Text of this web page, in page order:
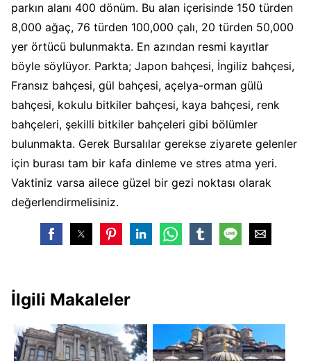
parkın alanı 400 dönüm. Bu alan içerisinde 150 türden
8,000 ağaç, 76 türden 100,000 çalı, 20 türden 50,000
yer örtücü bulunmakta. En azından resmi kayıtlar
böyle söylüyor. Parkta; Japon bahçesi, İngiliz bahçesi,
Fransız bahçesi, gül bahçesi, açelya-orman gülü
bahçesi, kokulu bitkiler bahçesi, kaya bahçesi, renk
bahçeleri, şekilli bitkiler bahçeleri gibi bölümler
bulunmakta. Gerek Bursalılar gerekse ziyarete gelenler
için burası tam bir kafa dinleme ve stres atma yeri.
Vaktiniz varsa ailece güzel bir gezi noktası olarak
değerlendirmelisiniz.
İlgili Makaleler